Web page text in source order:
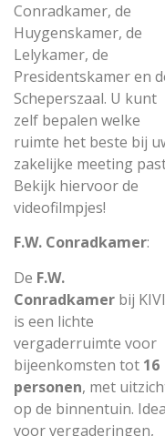
Conradkamer, de
Huygenskamer, de
Lelykamer, de
Presidentskamer en
Scheperszaal. U kunt
zelf bepalen welke
ruimte het beste bij
zakelijke meeting
Bekijk hiervoor de
videofilmpjes!
F.W. Conradkamer:
De F.W.
Conradkamer bij KIVI
is een lichte
vergaderruimte voor
bijeenkomsten tot 16
personen, met
op de binnentuin.
voor vergaderingen,